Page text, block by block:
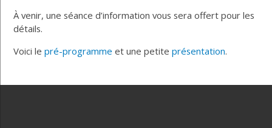
À venir, une séance d’information vous sera offert pour les
détails.
Voici lepré-programme et une petiteprésentation.